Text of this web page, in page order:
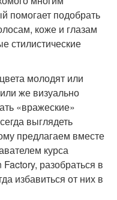
помогает подобрать
коже и глазам
стилистические
молодят или
же визуально
«вражеские»
выглядеть
предлагаем вместе
курса
разобраться в
избавиться от них в